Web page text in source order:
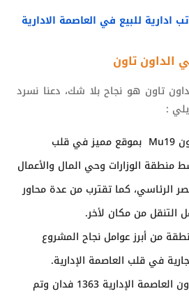
ادارية للبيع في العاصمة الادارية
الداون تاون
تاون هو نجاح بلا شك، دعنا نسرد
:
Mu19 بموقع مميز في قلب
منطقة الوزارات وحي المال والأعمال
الرئاسي، كما تقترب من عدة محاور
من مكان لأخر.
من أبرز عوامل نجاح المشروع
في قلب العاصمة الإدارية.
مساحة الداون تاون العاصمة الإدارية 1363 فدان وتم